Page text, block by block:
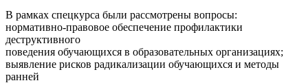
В рамках спецкурса были рассмотрены вопросы:
нормативно-правовое обеспечение профилактики
деструктивного
поведения обучающихся в образовательных организациях;
выявление рисков радикализации обучающихся и методы
ранней